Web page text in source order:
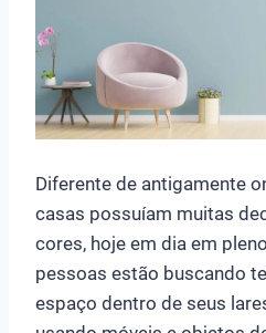
Diferente de antigamente
casas possuíam muitas
cores, hoje em dia em
pessoas estão buscando
espaço dentro de seus